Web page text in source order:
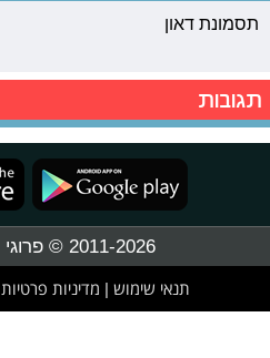
תסמונת דאון
תגובות
2011-2026 © פרוגי תקשורת בע"מ
תנאי שימוש מדיניות פרטיות